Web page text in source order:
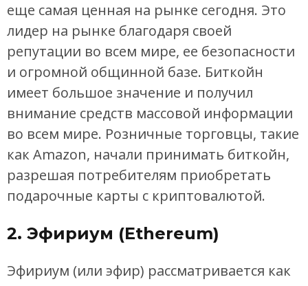
еще самая ценная на рынке сегодня. Это
лидер на рынке благодаря своей
репутации во всем мире, ее безопасности
и огромной общинной базе. Биткойн
имеет большое значение и получил
внимание средств массовой информации
во всем мире. Розничные торговцы, такие
как Amazon, начали принимать биткойн,
разрешая потребителям приобретать
подарочные карты с криптовалютой.
2. Эфириум (Ethereum)
Эфириум (или эфир) рассматривается как